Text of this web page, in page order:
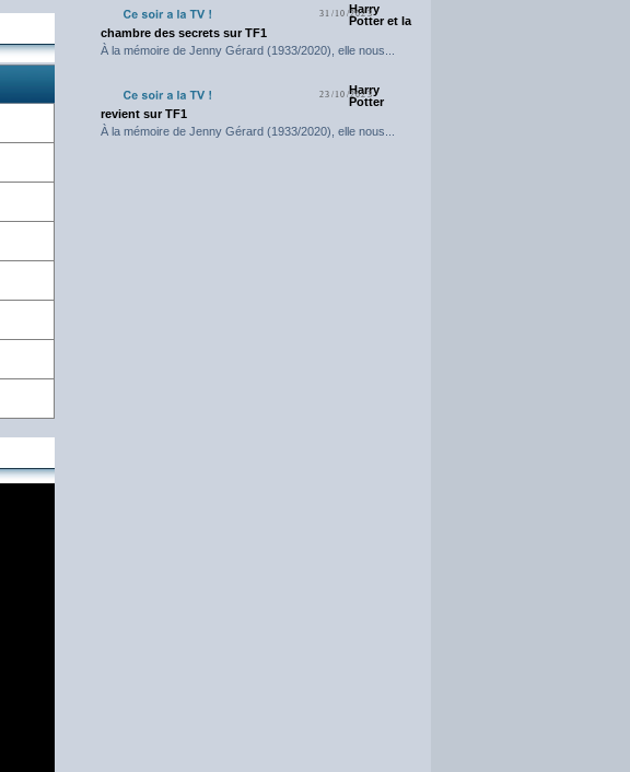
31/10/2023
Harry
Potter et la
chambre des secrets sur TF1
À la mémoire de Jenny Gérard (1933/2020), elle nous...
23/10/2023
Harry
Potter
revient sur TF1
À la mémoire de Jenny Gérard (1933/2020), elle nous...